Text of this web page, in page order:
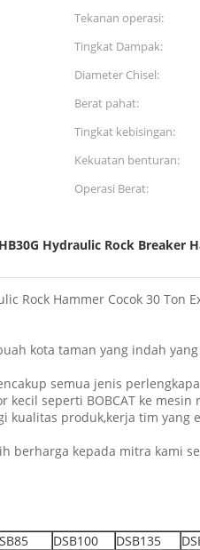
Tekanan operasi:
Tingkat Dampak:
Diameter Chisel:
Berat pahat:
Tingkat kebisingan:
Kekuatan benturan:
Operasi Berat:
HB30G Hydraulic Rock Breaker
Rock Hammer Cocok 30 Ton
kota taman yang indah
semua jenis
seperti BOBCAT ke
produk,kerja tim
berharga kepada mitra kami
DSB100 DSB135